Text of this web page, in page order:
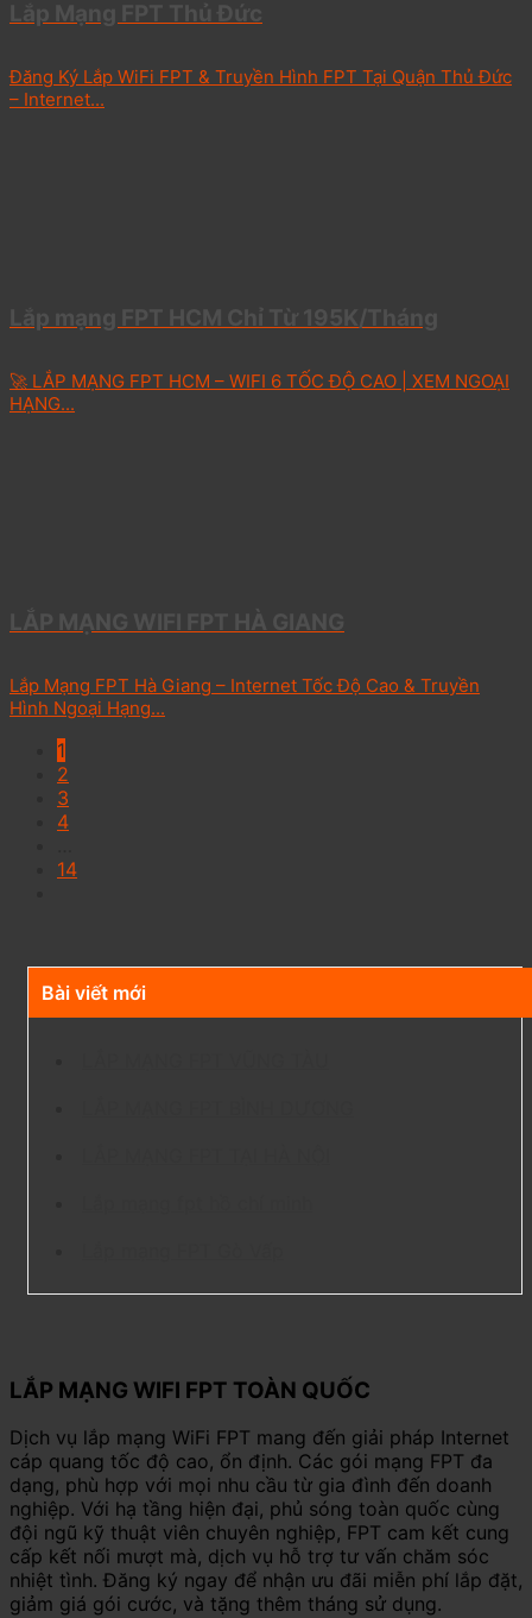
Đăng Ký Lắp WiFi FPT & Truyền Hình FPT Tại Quận Thủ Đức
– Internet...
🚀 LẮP MẠNG FPT HCM – WIFI 6 TỐC ĐỘ CAO | XEM NGOẠI
HẠNG...
Lắp Mạng FPT Hà Giang – Internet Tốc Độ Cao & Truyền
Hình Ngoại Hạng...
1
2
3
4
14
Bài viết mới
LẮP MẠNG WIFI FPT TOÀN QUỐC
Dịch vụ lắp mạng WiFi FPT mang đến giải pháp Internet
cáp quang tốc độ cao, ổn định. Các gói mạng FPT đa
dạng, phù hợp với mọi nhu cầu từ gia đình đến doanh
nghiệp. Với hạ tầng hiện đại, phủ sóng toàn quốc cùng
đội ngũ kỹ thuật viên chuyên nghiệp, FPT cam kết cung
cấp kết nối mượt mà, dịch vụ hỗ trợ tư vấn chăm sóc
nhiệt tình. Đăng ký ngay để nhận ưu đãi miễn phí lắp đặt,
giảm giá gói cước, và tặng thêm tháng sử dụng.